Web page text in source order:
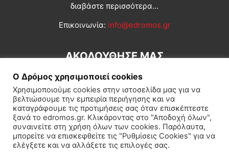
διαβάστε περισσότερα...
Επικοινωνία: info@edromos.gr
ΑΚΟΛΟΥΘΗΣΕ ΜΑΣ
Εγγραφή συνδρομητή Πολιτική Διεθνή Κοινωνία
Πολιτισμός Αφιερώματα
Ο Δρόμος χρησιμοποιεί cookies
Χρησιμοποιούμε cookies στην ιστοσελίδα μας για να
βελτιώσουμε την εμπειρία περιήγησης και να
καταγράφουμε τις προτιμήσεις σας όταν επισκέπτεστε
ξανά το edromos.gr. Κλικάροντας στο "Αποδοχή όλων",
συναινείτε στη χρήση όλων των cookies. Παρόλαυτα,
μπορείτε να επισκεφθείτε τις "Ρυθμίσεις Cookies" για να
ελέγξετε και να αλλάξετε τις επιλογές σας.